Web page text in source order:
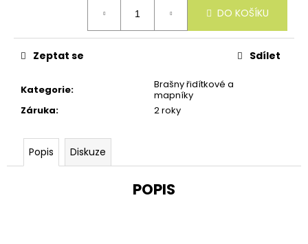
DO KOŠÍKU
Kategorie:
Brašny řidítkové a
mapníky
Záruka: 2 roky
Zeptat se Sdílet
Popis Diskuze
POPIS
r
u